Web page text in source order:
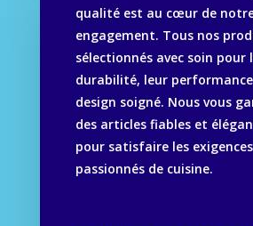
qualité est au cœur de
engagement. Tous nos
sélectionnés avec soin pour
durabilité, leur
design soigné. Nous vous
des articles fiables et
pour satisfaire les
passionnés de cuisine.